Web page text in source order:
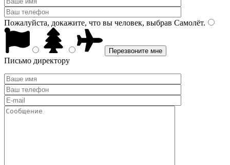
Пожалуйста, докажите, что вы человек, выбрав Самолёт.
Письмо директору